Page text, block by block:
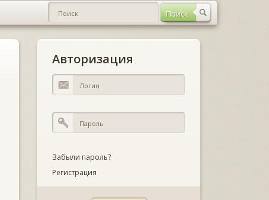
Авторизация
Забыли пароль?
Регистрация